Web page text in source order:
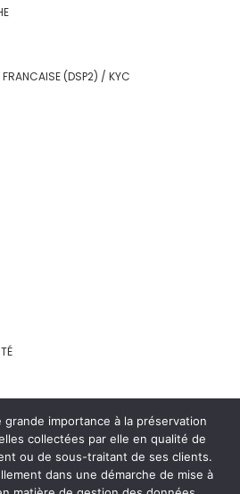
FRANCAISE (DSP2) / KYC
grande importance à la préservation
collectées par elle en qualité de
ou de sous-traitant de ses clients.
dans une démarche de mise à